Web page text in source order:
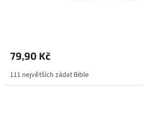
79,90 Kč
111 největších zádat Bible